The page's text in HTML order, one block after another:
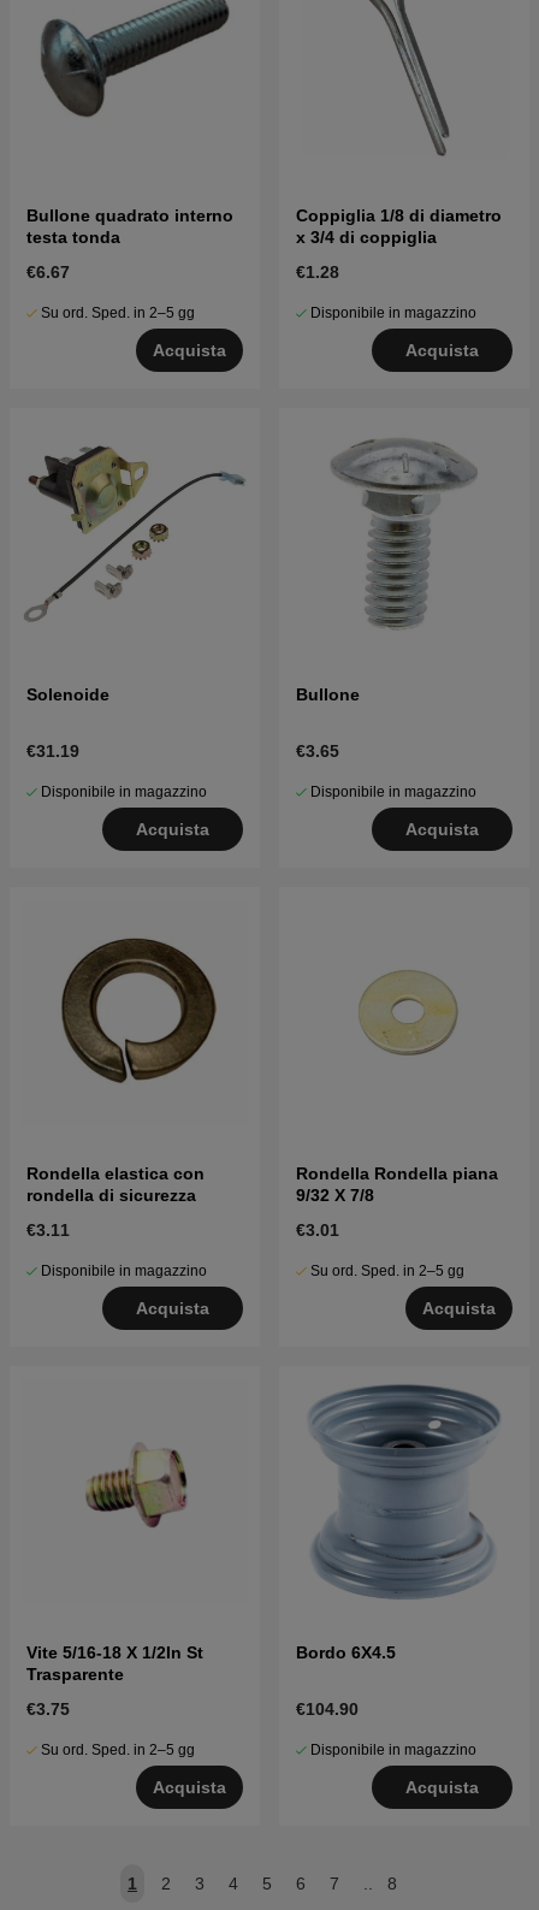
Bullone quadrato interno
testa tonda
€6.67
Su ord. Sped. in 2–5 gg
Acquista
Coppiglia 1/8 di diametro
x 3/4 di coppiglia
€1.28
Disponibile in magazzino
Acquista
Solenoide
€31.19
Disponibile in magazzino
Acquista
Bullone
€3.65
Disponibile in magazzino
Acquista
Rondella elastica con
rondella di sicurezza
€3.11
Disponibile in magazzino
Acquista
Rondella Rondella piana
9/32 X 7/8
€3.01
Su ord. Sped. in 2–5 gg
Acquista
Vite 5/16-18 X 1/2In St
Trasparente
€3.75
Su ord. Sped. in 2–5 gg
Acquista
Bordo 6X4.5
€104.90
Disponibile in magazzino
Acquista
1 2 3 4 5 6 7 .. 8